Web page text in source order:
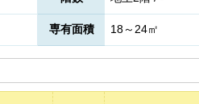
専有面積 18～24㎡